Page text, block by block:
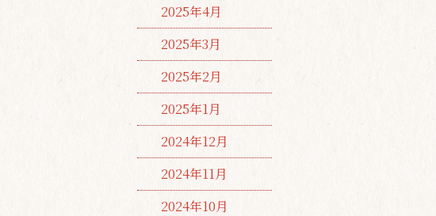
2025年4月
2025年3月
2025年2月
2025年1月
2024年12月
2024年11月
2024年10月